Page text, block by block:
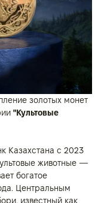
золотых монет
"Культовые
Казахстана с 2023
животные —
богатое
Центральным
известный как